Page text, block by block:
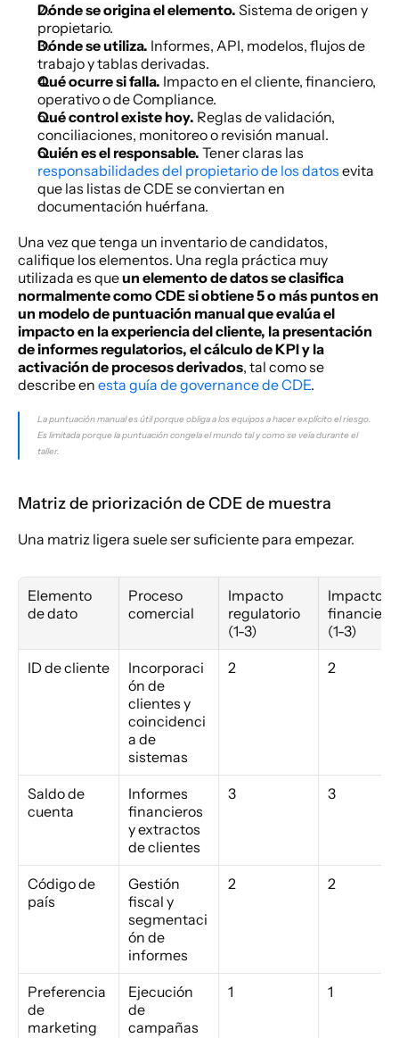
Dónde se origina el elemento. Sistema de origen y
propietario.
Dónde se utiliza. Informes, API, modelos, flujos de
trabajo y tablas derivadas.
Qué ocurre si falla. Impacto en el cliente, financiero,
operativo o de Compliance.
Qué control existe hoy. Reglas de validación,
conciliaciones, monitoreo o revisión manual.
Quién es el responsable.
responsabilidades del propietario de los datos evita
que las listas de CDE se conviertan en
documentación huérfana.
Una vez que tenga un inventario de candidatos,
califique los elementos. Una regla práctica muy
utilizada es que un elemento de datos se clasifica
normalmente como CDE si obtiene 5 o más puntos en
un modelo de puntuación manual que evalúa el
impacto en la experiencia del cliente, la presentación
de informes regulatorios, el cálculo de KPI y la
activación de procesos derivados, tal como se
describe en esta guía de governance de CDE.
La puntuación manual es útil porque obliga a los equipos a hacer explícito el riesgo.
Es limitada porque la puntuación congela el mundo tal y como se veía durante el
taller.
Matriz de priorización de CDE de muestra
Una matriz ligera suele ser suficiente para empezar.
Elemento
de dato
Proceso
comercial
Impacto
regulatorio
(1-3)
Impacto
financiero
(1-3)
ID de cliente
Incorporaci
ón de
clientes y
coincidenci
a de
sistemas
2 2
Saldo de
cuenta
Informes
financieros
y extractos
de clientes
3 3
Código de
país
Gestión
fiscal y
segmentaci
ón de
informes
2 2
Preferencia
de
marketing
Ejecución
de
campañas
1 1